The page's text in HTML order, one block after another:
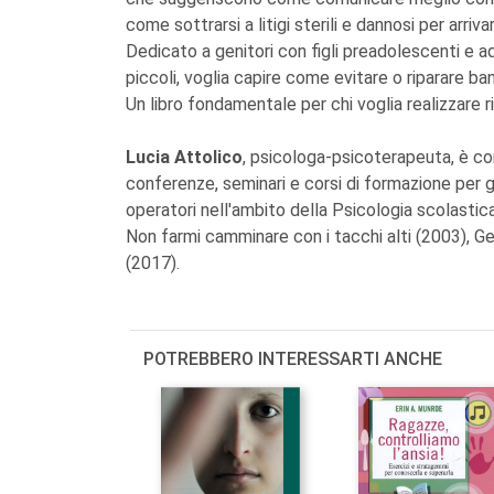
come sottrarsi a litigi sterili e dannosi per
Dedicato a genitori con figli preadolescenti e
piccoli, voglia capire come evitare o riparare
Un libro fondamentale per chi voglia
Lucia Attolico, psicologa-psicoterapeuta, è
conferenze, seminari e corsi di formazione
operatori nell'ambito della Psicologia
Non farmi camminare con i tacchi alti (2003),
(2017).
POTREBBERO INTERESSARTI ANCHE